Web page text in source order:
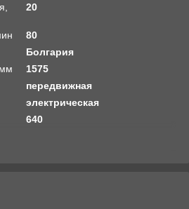
20
80
Болгария
1575
передвижная
электрическая
640